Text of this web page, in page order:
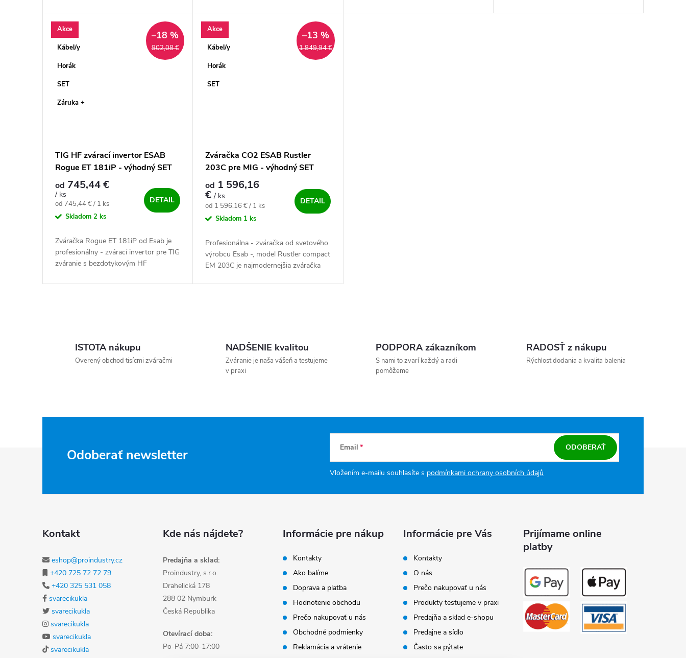
zváračka pre obalenú elektródu,...
Akce
Kábel/y
Horák
SET
Záruka +
902,08 €
–18 %
TIG HF zvárací invertor ESAB
Rogue ET 181iP - výhodný SET
od 745,44 €
/ ks
Jednotková cena:
od 745,44 € / 1 ks
Skladom 2 ks
DETAIL
Zváračka Rogue ET 181iP od Esab je
profesionálny - zvárací invertor pre TIG
zváranie s bezdotykovým HF
zváranie obalenou elektródou....
Akce
Kábel/y
Horák
SET
1 849,94 €
–13 %
Zváračka CO2 ESAB Rustler
203C pre MIG - výhodný SET
od 1 596,16
€/ ks
Jednotková cena:
od 1 596,16 € / 1 ks
Skladom 1 ks
DETAIL
Profesionálna - zváračka od svetového
výrobcu Esab -, model Rustler compact
EM 203C je najmodernejšia zváračka
ISTOTA nákupu
Overený obchod tisícmi zváračmi
NADŠENIE kvalitou
Zváranie je naša vášeň a testujeme
v praxi
PODPORA zákazníkom
S nami to zvarí každý a radi
pomôžeme
RADOSŤ z nákupu
Rýchlosť dodania a kvalita balenia
Odoberať newsletter Email
Vložením e-mailu souhlasíte s podmínkami ochrany osobních údajů
ODOBERAŤ
Kontakt
eshop@proindustry.cz
+420 725 72 72 79
+420 325 531 058
svarecikukla
svarecikukla
svarecikukla
svarecikukla
svarecikukla
Kde nás nájdete?
Predajňa a sklad:
Proindustry, s.r.o.
Drahelická 178
288 02 Nymburk
Česká Republika
Otevírací doba:
Po-Pá 7:00-17:00
Informácie pre nákup
Kontakty
Ako balíme
Doprava a platba
Hodnotenie obchodu
Prečo nakupovať u nás
Obchodné podmienky
Reklamácia a vrátenie
Informácie pre Vás
Kontakty
O nás
Prečo nakupovať u nás
Produkty testujeme v praxi
Predajňa a sklad e-shopu
Predajne a sídlo
Často sa pýtate
Prijímame online
platby